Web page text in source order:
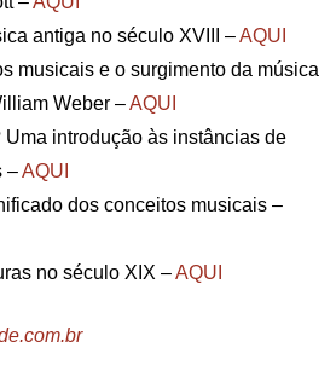
antiga no século XVIII –AQUI
musicais e o surgimento da música
Weber –AQUI
Uma introdução às instâncias de
–AQUI
dos conceitos musicais –
no século XIX –AQUI